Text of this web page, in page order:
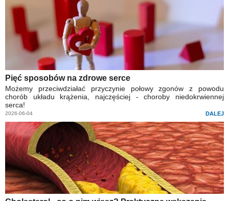
Pięć sposobów na zdrowe serce
Możemy przeciwdziałać przyczynie połowy zgonów z powodu
chorób układu krążenia, najczęściej - choroby niedokrwiennej
serca!
2026-06-04 DALEJ